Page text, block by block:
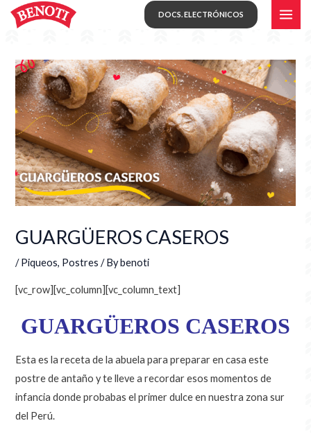
Skip
DOCS. ELECTRÓNICOS
GUARGÜEROS CASEROS
/Piqueos, Postres / Bybenoti
[vc_row][vc_column][vc_column_text]
GUARGÜEROS CASEROS
Esta es la receta de la abuela para preparar en casa este
postre de antaño y te lleve a recordar esos momentos de
infancia donde probabas el primer dulce en nuestra zona sur
del Perú.